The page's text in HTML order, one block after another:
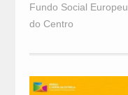
Fundo Social Europeu
do Centro